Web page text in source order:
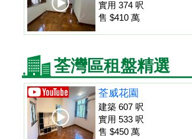
實用 374 呎
售 $410 萬
荃灣區租盤精選
荃威花園
建築 607 呎
實用 533 呎
售 $450 萬